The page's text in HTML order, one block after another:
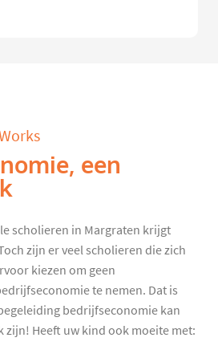
een
scholieren in Margraten krijgt
zijn er veel scholieren die zich
kiezen om geen
te nemen. Dat is
bedrijfseconomie kan
zijn! Heeft uw kind ook moeite met: